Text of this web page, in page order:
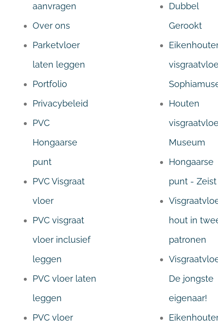
aanvragen
Over ons
Parketvloer
laten leggen
Portfolio
Privacybeleid
PVC
Hongaarse
punt
PVC Visgraat
vloer
PVC visgraat
vloer inclusief
leggen
PVC vloer laten
leggen
PVC vloer
Dubbel
Gerookt
Houten
Museum
Hongaarse
punt - Zeist
hout in
patronen
De jongste
eigenaar!